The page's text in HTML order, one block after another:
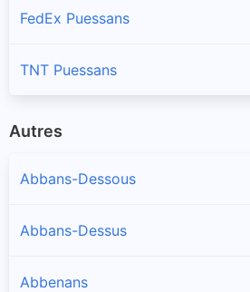
FedEx Puessans
TNT Puessans
Autres
Abbans-Dessous
Abbans-Dessus
Abbenans